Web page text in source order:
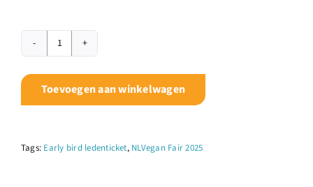
NLVegan
Fair
2025
-
bird
Toevoegen aan winkelwagen
Tags: Early bird ledenticket, NLVegan Fair 2025